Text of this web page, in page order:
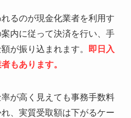
るのが現金化業者を利用す
内に従って決済を行い、手
が振り込まれます。 即日入
もあります。
が高く見えても事務手数料
、実質受取額は下がるケー